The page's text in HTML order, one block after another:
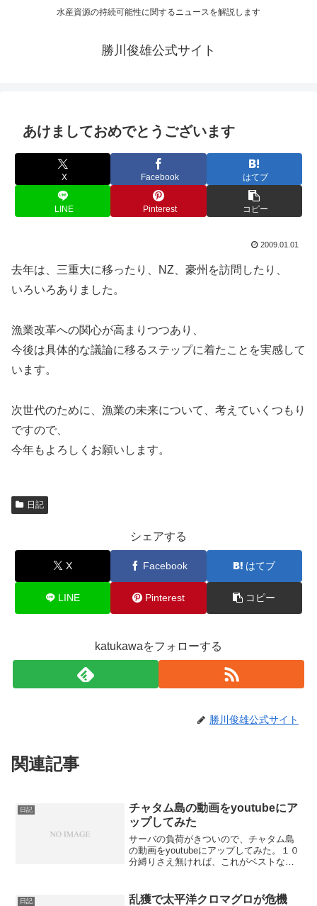
水産資源の持続可能性に関するニュースを解説します
勝川俊雄公式サイト
あけましておめでとうございます
X Facebook はてブ
LINE Pinterest コピー
2009.01.01
去年は、三重大に移ったり、NZ、豪州を訪問したり、
いろいろありました。
漁業改革への関心が高まりつつあり、
今後は具体的な議論に移るステップに着たことを実感して
います。
次世代のために、漁業の未来について、考えていくつもり
ですので、
今年もよろしくお願いします。
日記
シェアする
X Facebook はてブ
LINE Pinterest コピー
katukawaをフォローする
勝川俊雄公式サイト
関連記事
日記
チャタム島の動画をyoutubeにア
ップしてみた
サーバの負荷がきついので、チャタム島
の動画をyoutubeにアップしてみた。１０
分縛りさえ無ければ、これがベストなん
ます。後半
日記
乱獲で太平洋クロマグロが危機